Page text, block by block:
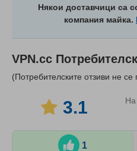
Някои доставчици са
компания майка.
VPN.cc
(Потребителските отзиви не се
3.1 На
1